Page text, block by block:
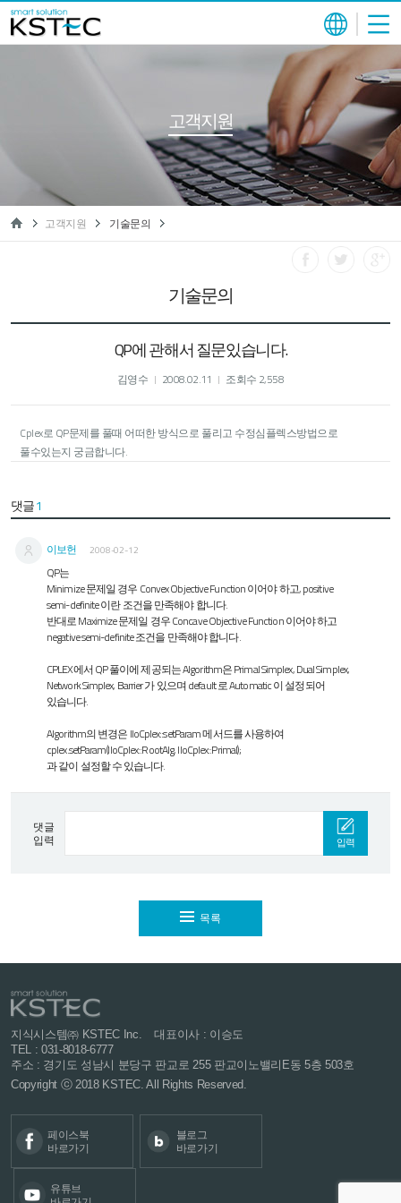
고객지원
고객지원 기술문의
기술문의
QP에 관해서 질문있습니다.
김영수 2008.02.11 조회수 2,558
Cplex로 QP문제를 풀때 어떠한 방식으로 풀리고 수정심플렉스방법으로
풀수있는지 궁금합니다.
댓글1
이보헌 2008-02-12
QP는
Minimize 문제일 경우 Convex Objective Function 이어야 하고, positive
semi-definite 이란 조건을 만족해야 합니다.
반대로 Maximize 문제일 경우 Concave Objective Function 이어야 하고
negative semi-definite 조건을 만족해야 합니다.
CPLEX에서 QP 풀이에 제공되는 Algorithm은 Primal Simplex, Dual Simplex,
Network Simplex, Barrier 가 있으며 default 로 Automatic 이 설정되어
있습니다.
Algorithm의 변경은 IloCplex::setParam 메서드를 사용하여
cplex.setParam(IloCplex::RootAlg, IloCplex::Primal);
과 같이 설정할 수 있습니다.
댓글
입력 입력
목록
지식시스템㈜ KSTEC Inc.
대표이사 : 이승도
TEL : 031-8018-6777
주소 : 경기도 성남시 분당구 판교로 255 판교이노밸리E동 5층 503호
Copyright ⓒ 2018 KSTEC. All Rights Reserved.
페이스북
바로가기
블로그
바로가기
유튜브